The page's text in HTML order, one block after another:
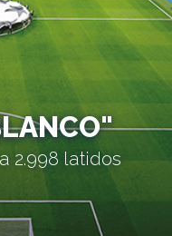
2.998 latidos